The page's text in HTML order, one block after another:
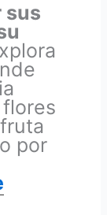
sus
por